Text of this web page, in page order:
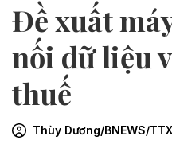
Đề xuất
nối dữ liệu
thuế
Thùy Dương/BNEWS/